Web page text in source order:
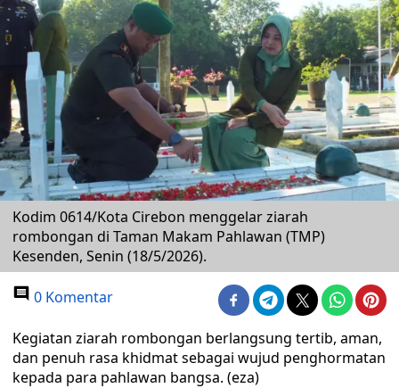
Kodim 0614/Kota Cirebon menggelar ziarah
rombongan di Taman Makam Pahlawan (TMP)
Kesenden, Senin (18/5/2026).
0 Komentar
Kegiatan ziarah rombongan berlangsung tertib, aman,
dan penuh rasa khidmat sebagai wujud penghormatan
kepada para pahlawan bangsa. (eza)